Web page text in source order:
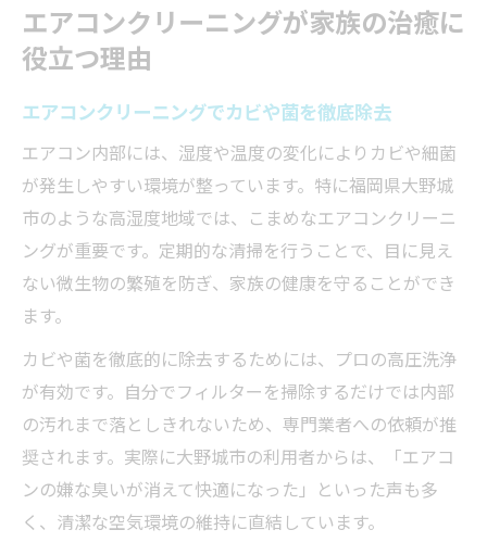
エアコンクリーニングが家族の治癒に
役立つ理由
エアコンクリーニングでカビや菌を徹底除去
エアコン内部には、湿度や温度の変化によりカビや細菌
が発生しやすい環境が整っています。特に福岡県大野城
市のような高湿度地域では、こまめなエアコンクリーニ
ングが重要です。定期的な清掃を行うことで、目に見え
ない微生物の繁殖を防ぎ、家族の健康を守ることができ
ます。
カビや菌を徹底的に除去するためには、プロの高圧洗浄
が有効です。自分でフィルターを掃除するだけでは内部
の汚れまで落としきれないため、専門業者への依頼が推
奨されます。実際に大野城市の利用者からは、「エアコ
ンの嫌な臭いが消えて快適になった」といった声も多
く、清潔な空気環境の維持に直結しています。